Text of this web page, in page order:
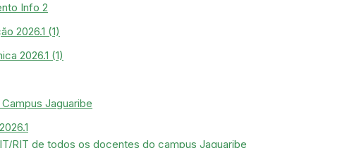
Info 2
2026.1 (1)
2026.1 (1)
Jaguaribe
RIT de todos os docentes do campus Jaguaribe